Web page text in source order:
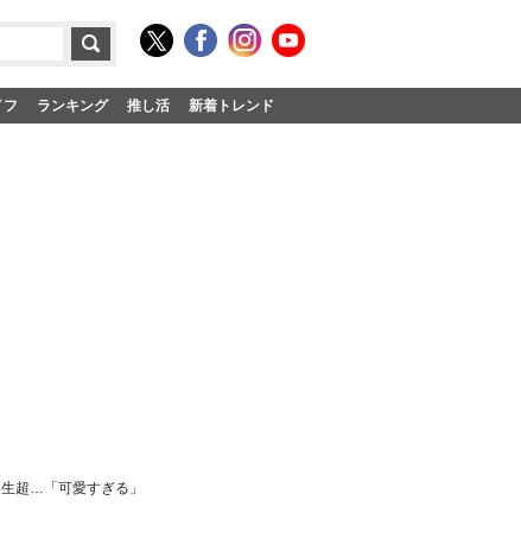
フ ランキング 推し活 新着トレンド
超…「可愛すぎる」